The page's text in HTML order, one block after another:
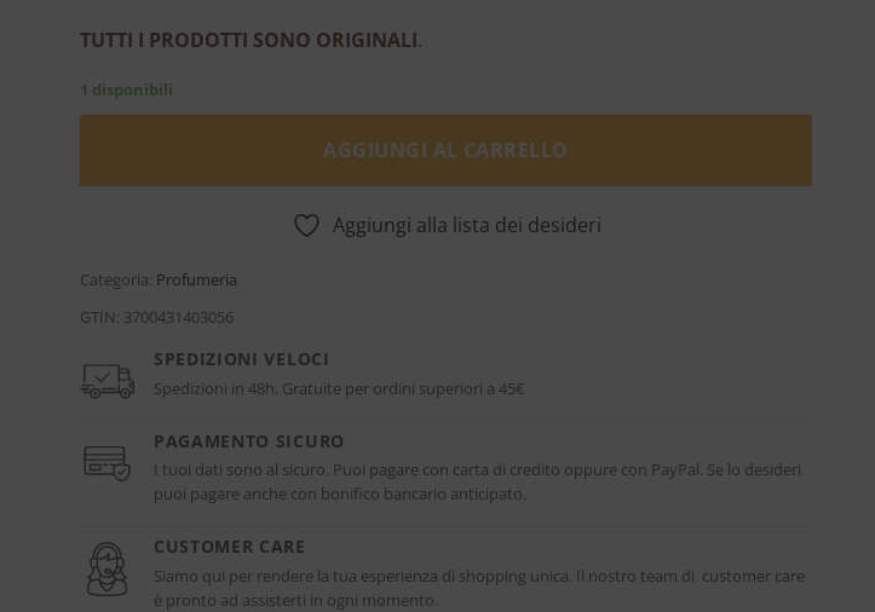
TUTTI I PRODOTTI SONO ORIGINALI.
1 disponibili
AGGIUNGI AL CARRELLO
Aggiungi alla lista dei desideri
Categoria: Profumeria
GTIN: 3700431403056
SPEDIZIONI VELOCI
Spedizioni in 48h. Gratuite per ordini superiori a 45€
PAGAMENTO SICURO
I tuoi dati sono al sicuro. Puoi pagare con carta di credito oppure con PayPal. Se lo desideri
puoi pagare anche con bonifico bancario anticipato.
CUSTOMER CARE
Siamo qui per rendere la tua esperienza di shopping unica. Il nostro team di customer care
è pronto ad assisterti in ogni momento.